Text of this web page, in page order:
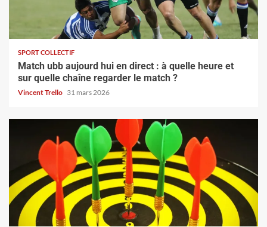
SPORT COLLECTIF
Match ubb aujourd hui en direct : à quelle heure et
sur quelle chaîne regarder le match ?
Vincent Trello 31 mars 2026